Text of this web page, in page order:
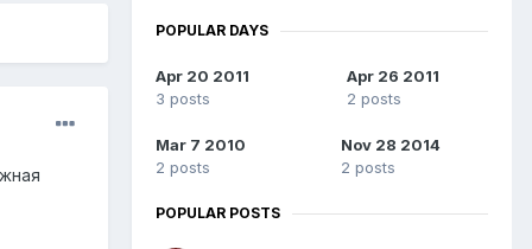
POPULAR DAYS
Apr 20 2011
3 posts
Apr 26 2011
2 posts
Mar 7 2010
2 posts
Nov 28 2014
2 posts
POPULAR POSTS